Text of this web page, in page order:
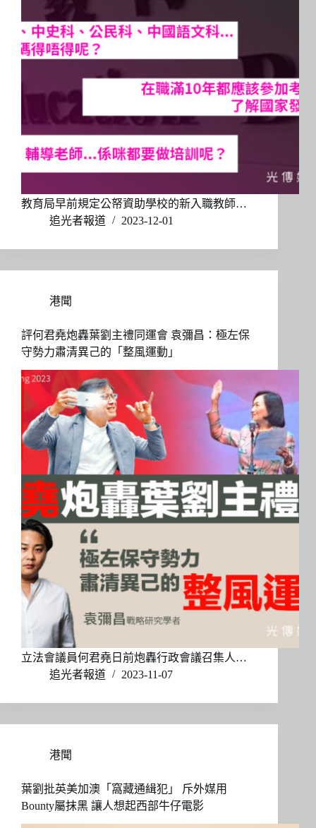
教育局早前規定公帑資助學校的新入職教師…
追光者報道
2023-12-01
港聞
評何君堯炮轟葉劉主禮同運會 袁彌昌：極左保
守勢力肅清異己的「整風運動」
立法會議員何君堯日前炮轟行政會議召集人…
追光者報道
2023-11-07
港聞
葉劉批英美加澳「窩藏通緝犯」 斥外媒用
Bounty屬抹黑 讓人想起西部牛仔電影